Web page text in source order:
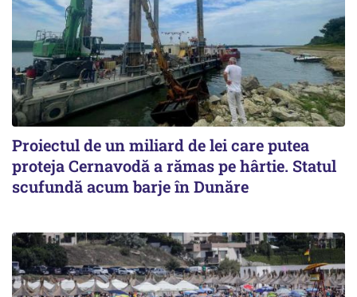
Proiectul de un miliard de lei care putea
proteja Cernavodă a rămas pe hârtie. Statul
scufundă acum barje în Dunăre